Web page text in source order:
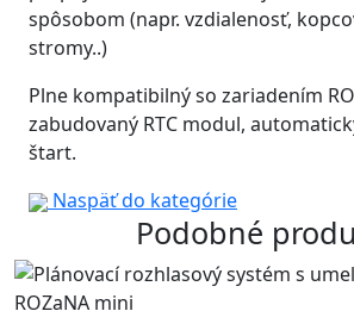
spôsobom (napr. vzdialenosť,
stromy..)
Plne kompatibilný so zariadením
zabudovaný RTC modul,
štart.
Naspäť do kategórie
Podobné